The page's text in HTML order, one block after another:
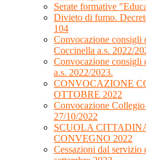
Serate formative
Divieto di fumo.
104
Convocazione consigli
Coccinella a.s. 2022/
Convocazione consigli
a.s. 2022/2023.
CONVOCAZIONE
OTTOBRE 2022
Convocazione
27/10/2022
SCUOLA
CONVEGNO 2022
Cessazioni dal servizio